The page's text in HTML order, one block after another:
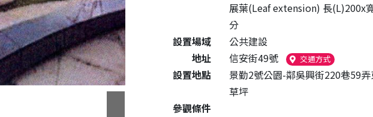
展葉(Leaf extension) 長(L)200x
分
設置場域
公共建設
地址
信安街49號 交通方式（另開新視
設置地點
景勤2號公園-鄰吳興街220巷59
草坪
參觀條件